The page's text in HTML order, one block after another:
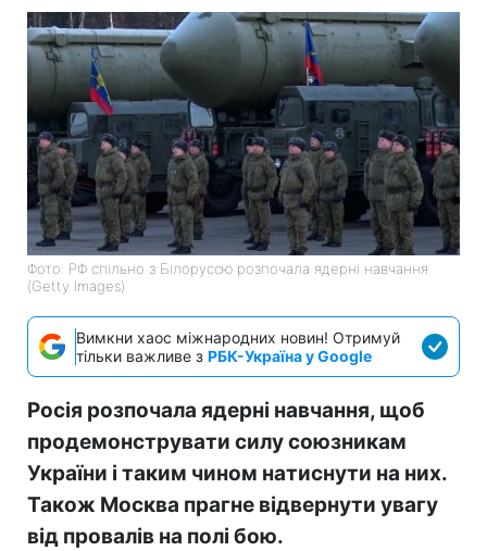
Фото: РФ спільно з Білоруссю розпочала ядерні навчання
(Getty Images)
Вимкни хаос міжнародних новин! Отримуй
тільки важливе з РБК-Україна у Google
Росія розпочала ядерні навчання, щоб
продемонструвати силу союзникам
України і таким чином натиснути на них.
Також Москва прагне відвернути увагу
від провалів на полі бою.